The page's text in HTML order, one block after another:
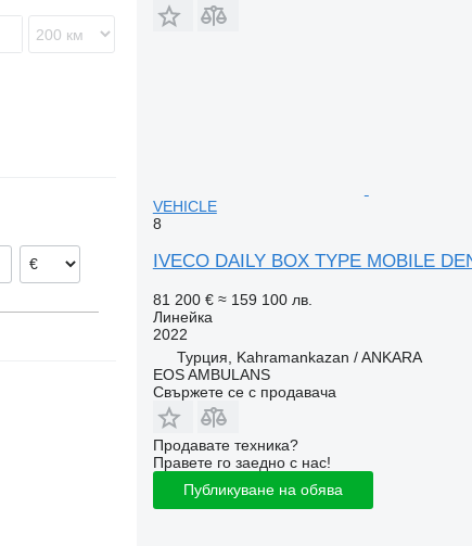
VEHICLE
8
IVECO DAILY BOX TYPE MOBILE
81 200 € ≈ 159 100 лв.
Линейка
2022
Турция, Kahramankazan / ANKARA
EOS AMBULANS
Свържете се с продавача
Продавате техника?
Правете го заедно с нас!
Публикуване на обява